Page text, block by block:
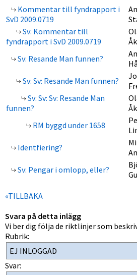
Kommentar till fyndrapport i
SvD 2009.0719
Sv: Kommentar till
fyndrapport i SvD 2009.0719
Sv: Resande Man funnen?
Sv: Sv: Resande Man funnen?
Sv: Sv: Sv: Resande Man
funnen?
RM byggd under 1658
Identfiering?
Sv: Pengar i omlopp, eller?
«TILLBAKA
Svara på detta inlägg
Vi ber dig följa de riktlinjer som
Rubrik:
Svar: